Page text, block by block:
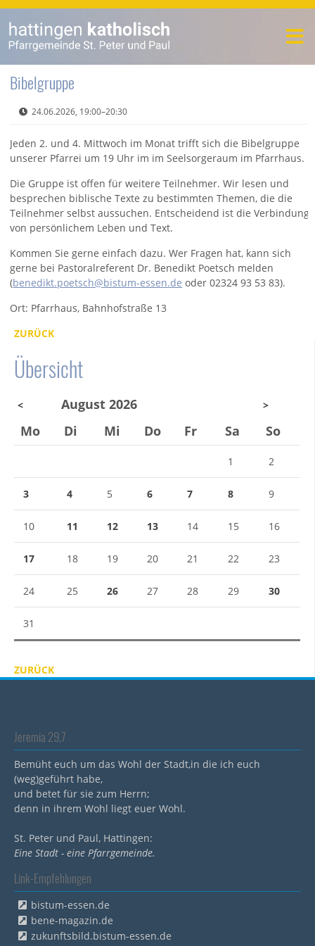
Bibelgruppe
24.06.2026, 19:00–20:30
Jeden 2. und 4. Mittwoch im Monat trifft sich die Bibelgruppe
unserer Pfarrei um 19 Uhr im im Seelsorgeraum im Pfarrhaus.
Die Gruppe ist offen für weitere Teilnehmer. Wir lesen und
besprechen biblische Texte zu bestimmten Themen, die die
Teilnehmer selbst aussuchen. Entscheidend ist die Verbindung
von persönlichem Leben und Text.
Kommen Sie gerne einfach dazu. Wer Fragen hat, kann sich
gerne bei Pastoralreferent Dr. Benedikt Poetsch melden
(benedikt.poetsch@bistum-essen.de oder 02324 93 53 83).
Ort: Pfarrhaus, Bahnhofstraße 13
ZURÜCK
Übersicht
< August 2026 >
Mo Di Mi Do Fr Sa So
1 2
3 4 5 6 7 8 9
10 11 12 13 14 15 16
17 18 19 20 21 22 23
24 25 26 27 28 29 30
31
ZURÜCK
Jeremia 29,7
Bemüht euch um das Wohl der Stadt,in die ich euch
(weg)geführt habe,
und betet für sie zum Herrn;
denn in ihrem Wohl liegt euer Wohl.
St. Peter und Paul, Hattingen:
Eine Stadt - eine Pfarrgemeinde.
Link-Empfehlungen
bistum-essen.de
bene-magazin.de
zukunftsbild.bistum-essen.de